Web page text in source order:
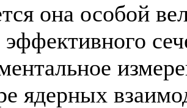
она особой
ядерных